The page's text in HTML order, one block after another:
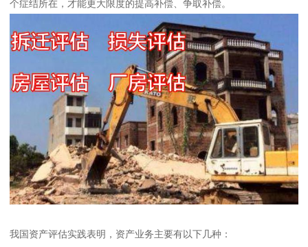
个症结所在，才能更大限度的提高补偿、争取补偿。
我国资产评估实践表明，资产业务主要有以下几种：